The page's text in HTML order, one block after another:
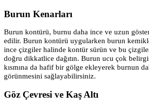
Burun Kenarları
Burun kontürü, burnu daha ince ve uzun
edilir. Burun kontürü uygularken burun
ince çizgiler halinde kontür sürün ve bu
doğru dikkatlice dağıtın. Burun ucu çok
kısmına da hafif bir gölge ekleyerek burnun
görünmesini sağlayabilirsiniz.
Göz Çevresi ve Kaş Altı